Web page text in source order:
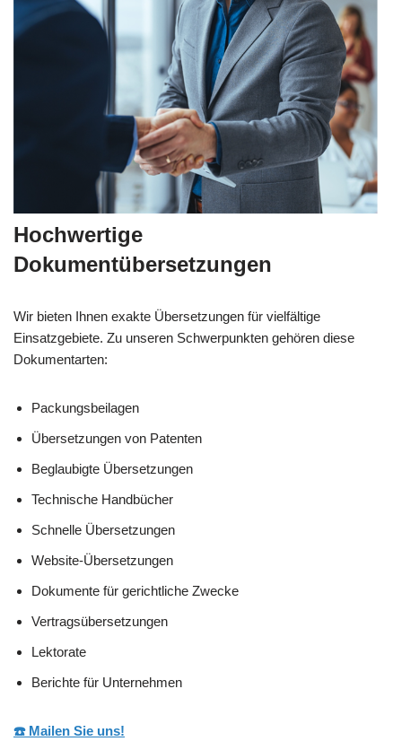
Hochwertige
Dokumentübersetzungen
Wir bieten Ihnen exakte Übersetzungen für vielfältige
Einsatzgebiete. Zu unseren Schwerpunkten gehören diese
Dokumentarten:
Packungsbeilagen
Übersetzungen von Patenten
Beglaubigte Übersetzungen
Technische Handbücher
Schnelle Übersetzungen
Website-Übersetzungen
Dokumente für gerichtliche Zwecke
Vertragsübersetzungen
Lektorate
Berichte für Unternehmen
☎️ Mailen Sie uns!